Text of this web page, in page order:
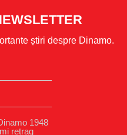
știri despre Dinamo.
1948
retrag